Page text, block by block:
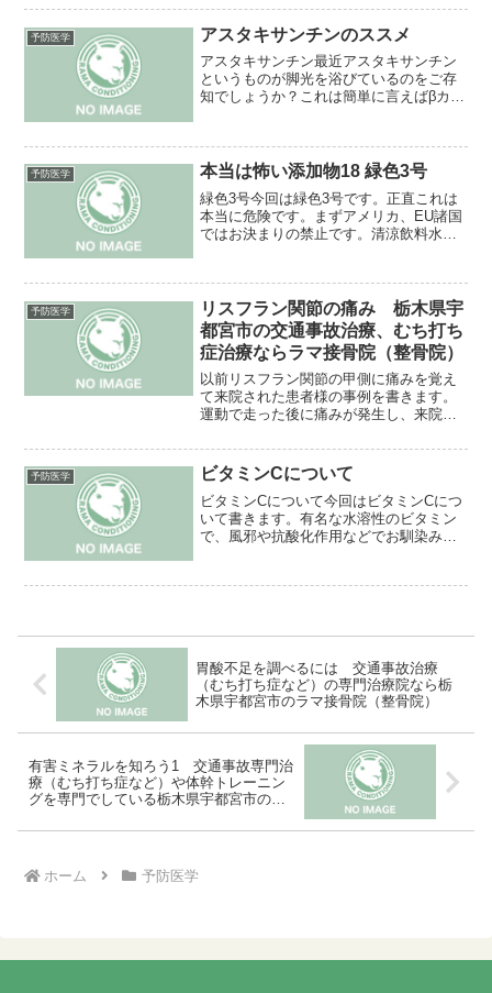
題は牛乳で補おうとする所です。このブ
ログで何度も書きましたが、牛乳は本当
に健康に良いものでしょう...
予防医学 アスタキサンチンのススメ
アスタキサンチン最近アスタキサンチン
というものが脚光を浴びているのをご存
知でしょうか？これは簡単に言えばβカロ
ので(笑)要は老化防止を含めた抗酸化作用
が他の栄養素よりず...
予防医学 本当は怖い添加物18 緑色3号
緑色3号今回は緑色3号です。正直これは
本当に危険です。まずアメリカ、EU諸国
ではお決まりの禁止です。清涼飲料水や
ん性を示し、かなり厄介なガンになるこ
とが多かったようです...
予防医学
リスフラン関節の痛み 栃木県宇
都宮市の交通事故治療、むち打ち
症治療ならラマ接骨院（整骨院）
以前リスフラン関節の甲側に痛みを覚え
て来院された患者様の事例を書きます。
運動で走った後に痛みが発生し、来院さ
でしたが、リスフラン関節を回旋させる
と痛みが訴え、限局性の圧痛も確認でき
ました。一応アイシングを...
予防医学 ビタミンCについて
ビタミンCについて今回はビタミンCにつ
いて書きます。有名な水溶性のビタミン
で、風邪や抗酸化作用などでお馴染みで
ンCは必須です。ただしコラーゲンを直接
胃酸不足を調べるには 交通事故治療
（むち打ち症など）の専門治療院なら栃
木県宇都宮市のラマ接骨院（整骨院）
有害ミネラルを知ろう1 交通事故専門治
療（むち打ち症など）や体幹トレーニン
グを専門でしている栃木県宇都宮市のラ
ホーム 予防医学